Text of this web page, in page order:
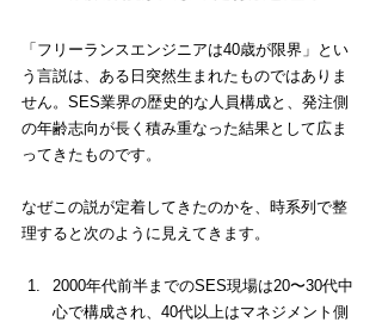
「フリーランスエンジニアは40歳が限界」とい
う言説は、ある日突然生まれたものではありま
せん。SES業界の歴史的な人員構成と、発注側
の年齢志向が長く積み重なった結果として広ま
ってきたものです。
なぜこの説が定着してきたのかを、時系列で整
理すると次のように見えてきます。
2000年代前半までのSES現場は20〜30代中
心で構成され、40代以上はマネジメント側